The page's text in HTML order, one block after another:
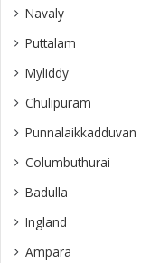
Navaly
Puttalam
Myliddy
Chulipuram
Punnalaikkadduvan
Columbuthurai
Badulla
Ingland
Ampara